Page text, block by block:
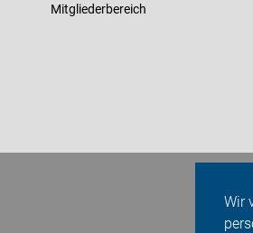
Wir
Mitgliederbereich